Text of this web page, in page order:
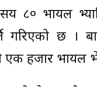
८० भायल
गरिएको छ ।
एक हजार भायल